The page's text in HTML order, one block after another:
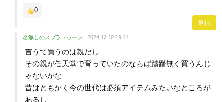
0
返信
名無しのスプラトゥーン 2024.12.10 19:44
言うて買うのは親だし
その親が任天堂で育っていたのならば躊躇無く買うんじ
ゃないかな
昔はともかく今の世代は必須アイテムみたいなところが
あるし